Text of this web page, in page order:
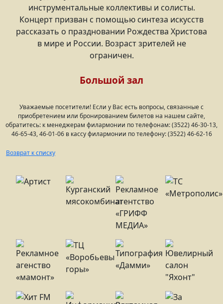
инструментальные коллективы и солисты.
Концерт призван с помощью синтеза искусств
рассказать о праздновании Рождества Христова
в мире и России. Возраст зрителей не
ограничен.
Большой зал
Уважаемые посетители! Если у Вас есть вопросы, связанные с
приобретением или бронированием билетов на нашем сайте,
обратитесь: к менеджерам филармонии по телефонам: (3522) 46-30-13,
46-65-43, 46-01-06 в кассу филармонии по телефону: (3522) 46-62-16
Возврат к списку